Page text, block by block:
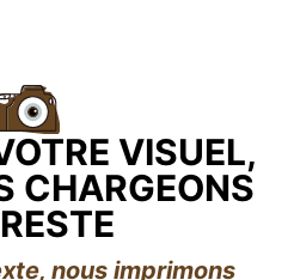
VISUEL,
CHARGEONS
nous imprimons